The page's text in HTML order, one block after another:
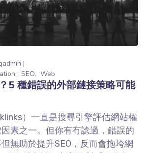
SEO Web
5 種錯誤的外部鏈接策略可能
）一直是搜尋引擎評估網站權
素之一。但你有冇諗過，錯誤的
無助於提升SEO，反而會拖垮網